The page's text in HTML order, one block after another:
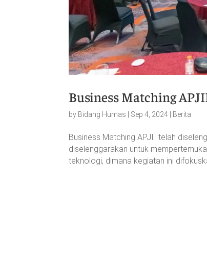
Business Matching
by Bidang Humas Sep 4, 2024 Berita
Business Matching APJII telah
diselenggarakan untuk
teknologi, dimana kegiatan ini